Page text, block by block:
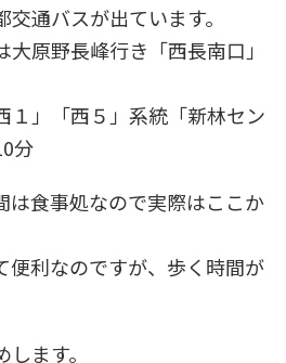
通バスが出ています。
大原野長峰行き「西長南口」
１」「西５」系統「新林セン
分
は食事処なので実際はここか
便利なのですが、歩く時間が
ます。